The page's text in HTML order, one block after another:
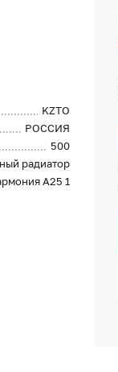
KZTO
РОССИЯ
500
радиатор
А25 1